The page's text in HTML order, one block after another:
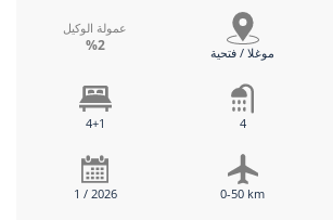
عمولة الوكيل
%2 موغلا / فتحية
4+1 4
1 / 2026 0-50 km